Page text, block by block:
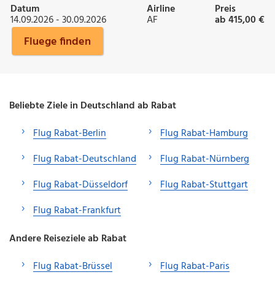
Datum
14.09.2026 - 30.09.2026
Airline
AF
Preis
ab 415,00 €
Fluege finden
Beliebte Ziele in Deutschland ab Rabat
Flug Rabat-Berlin
Flug Rabat-Deutschland
Flug Rabat-Düsseldorf
Flug Rabat-Frankfurt
Flug Rabat-Hamburg
Flug Rabat-Nürnberg
Flug Rabat-Stuttgart
Andere Reiseziele ab Rabat
Flug Rabat-Brüssel
Flug Rabat-Paris